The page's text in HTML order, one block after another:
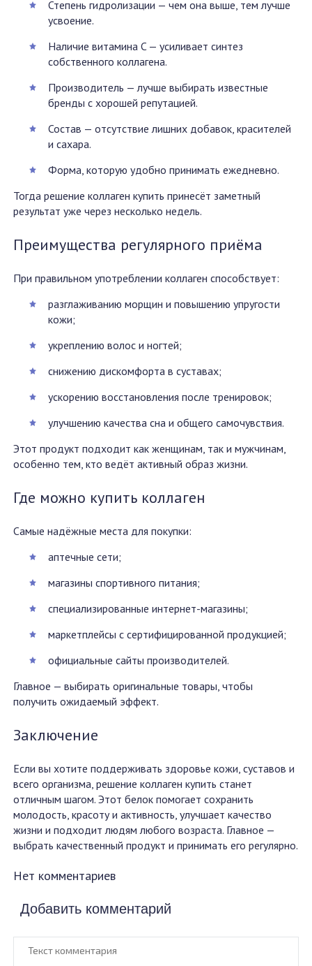
Степень гидролизации — чем она выше, тем лучше
усвоение.
Наличие витамина C — усиливает синтез
собственного коллагена.
Производитель — лучше выбирать известные
бренды с хорошей репутацией.
Состав — отсутствие лишних добавок, красителей
и сахара.
Форма, которую удобно принимать ежедневно.
Тогда решение коллаген купить принесёт заметный
результат уже через несколько недель.
Преимущества регулярного приёма
При правильном употреблении коллаген способствует:
разглаживанию морщин и повышению упругости
кожи;
укреплению волос и ногтей;
снижению дискомфорта в суставах;
ускорению восстановления после тренировок;
улучшению качества сна и общего самочувствия.
Этот продукт подходит как женщинам, так и мужчинам,
особенно тем, кто ведёт активный образ жизни.
Где можно купить коллаген
Самые надёжные места для покупки:
аптечные сети;
магазины спортивного питания;
специализированные интернет-магазины;
маркетплейсы с сертифицированной продукцией;
официальные сайты производителей.
Главное — выбирать оригинальные товары, чтобы
получить ожидаемый эффект.
Заключение
Если вы хотите поддерживать здоровье кожи, суставов и
всего организма, решение коллаген купить станет
отличным шагом. Этот белок помогает сохранить
молодость, красоту и активность, улучшает качество
жизни и подходит людям любого возраста. Главное —
выбрать качественный продукт и принимать его регулярно.
Нет комментариев
Добавить комментарий